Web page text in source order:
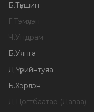
Б.Түвшин
Г.Тэмүүлэн
Ч.Ундрам
Б.Уянга
Д.Үүрийнтуяа
Б.Хэрлэн
Д.Цогтбаатар (Даваа)